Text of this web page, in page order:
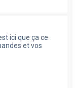
ici que ça ce
et vos